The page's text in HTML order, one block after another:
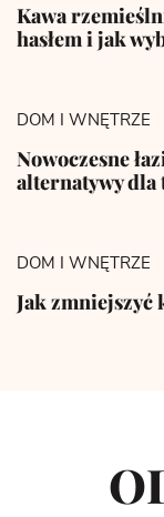
Kawa
hasłem i jak
DOM I WNĘTRZE
Nowoczesne
alternatywy dla
DOM I WNĘTRZE
Jak zmniejszyć